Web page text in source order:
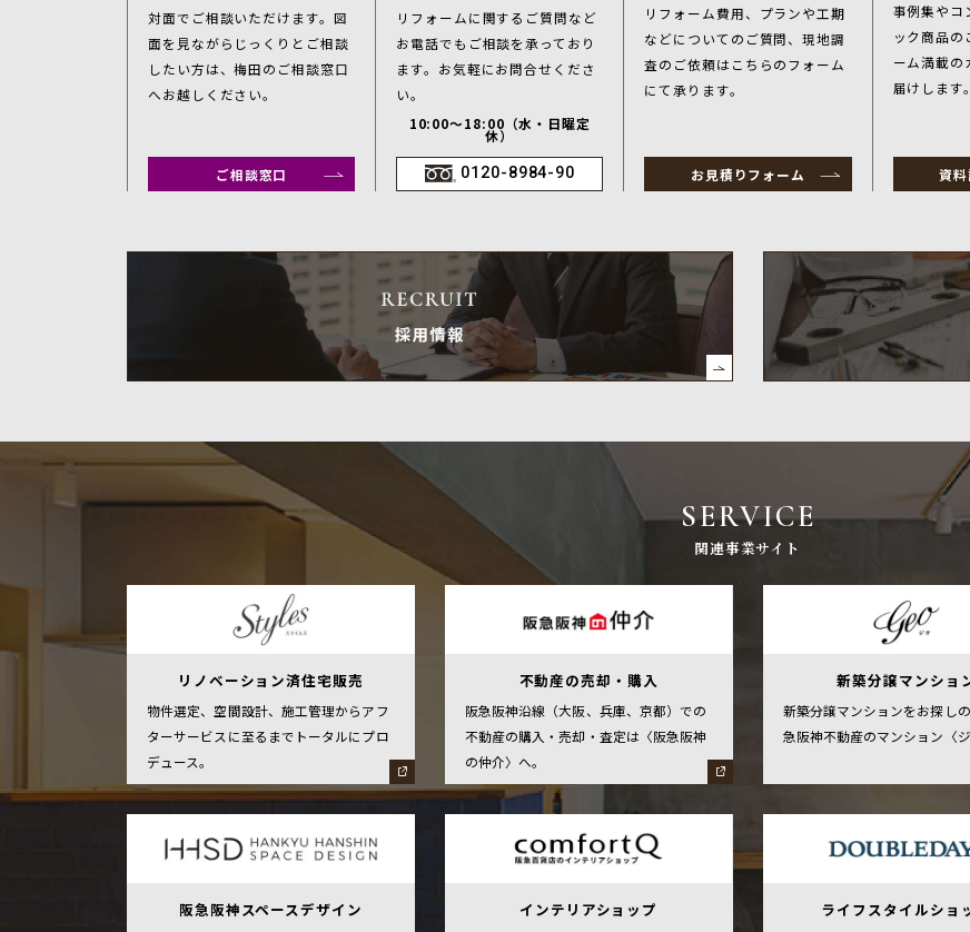
対面でご相談いただけます。図
面を見ながらじっくりとご相談
したい方は、梅田のご相談窓口
へお越しください。
ご相談窓口
リフォームに関するご質問など
お電話でもご相談を承っており
ます。お気軽にお問合せくださ
い。
10:00～18:00（水・日曜定
休）
0120-8984-90
リフォーム費用、プランや工期
などについてのご質問、現地調
査のご依頼はこちらのフォーム
にて承ります。
お見積りフォーム
事例集やコ
ック商品の
ーム満載の
届けします。
資
SERVICE
関連事業サイト
リノベーション済住宅販売
物件選定、空間設計、施工管理からアフ
ターサービスに至るまでトータルにプロ
デュース。
不動産の売却・購入
阪急阪神沿線（大阪、兵庫、京都）での
不動産の購入・売却・査定は〈阪急阪神
の仲介〉へ。
新築分譲マンショ
新築分譲マンションをお探し
急阪神不動産のマンション〈ジ
阪急阪神スペースデザイン インテリアショップ ライフスタイルショ